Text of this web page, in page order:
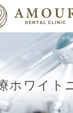
ホワイト